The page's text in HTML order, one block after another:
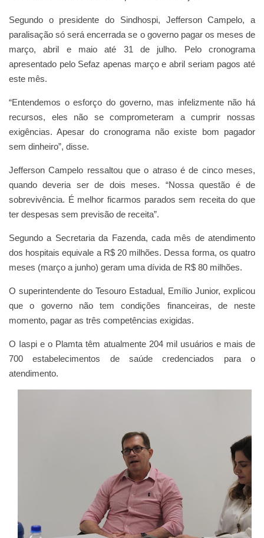
Segundo o presidente do Sindhospi, Jefferson Campelo, a
paralisação só será encerrada se o governo pagar os meses de
março, abril e maio até 31 de julho. Pelo cronograma
apresentado pelo Sefaz apenas março e abril seriam pagos até
este mês.
“Entendemos o esforço do governo, mas infelizmente não há
recursos, eles não se comprometeram a cumprir nossas
exigências. Apesar do cronograma não existe bom pagador
sem dinheiro”, disse.
Jefferson Campelo ressaltou que o atraso é de cinco meses,
quando deveria ser de dois meses. “Nossa questão é de
sobrevivência. É melhor ficarmos parados sem receita do que
ter despesas sem previsão de receita”.
Segundo a Secretaria da Fazenda, cada mês de atendimento
dos hospitais equivale a R$ 20 milhões. Dessa forma, os quatro
meses (março a junho) geram uma dívida de R$ 80 milhões.
O superintendente do Tesouro Estadual, Emílio Junior, explicou
que o governo não tem condições financeiras, de neste
momento, pagar as três competências exigidas.
O Iaspi e o Plamta têm atualmente 204 mil usuários e mais de
700 estabelecimentos de saúde credenciados para o
atendimento.